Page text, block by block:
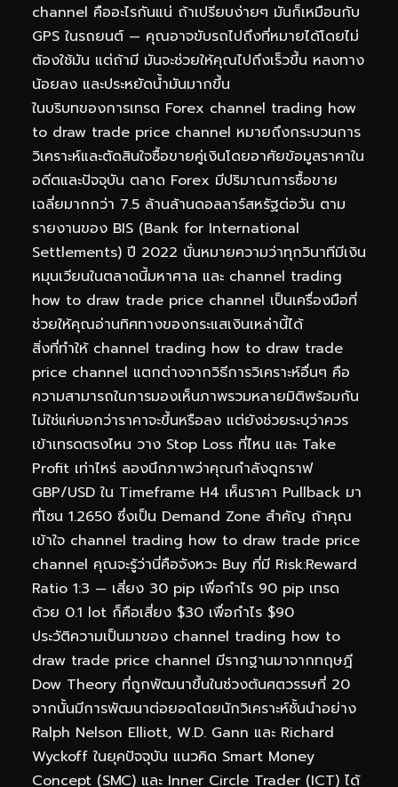
channel คืออะไรกันแน่ ถ้าเปรียบง่ายๆ มันก็เหมือนกับ
GPS ในรถยนต์ — คุณอาจขับรถไปถึงที่หมายได้โดยไม่
ต้องใช้มัน แต่ถ้ามี มันจะช่วยให้คุณไปถึงเร็วขึ้น หลงทาง
น้อยลง และประหยัดน้ำมันมากขึ้น
ในบริบทของการเทรด Forex channel trading how
to draw trade price channel หมายถึงกระบวนการ
วิเคราะห์และตัดสินใจซื้อขายคู่เงินโดยอาศัยข้อมูลราคาใน
อดีตและปัจจุบัน ตลาด Forex มีปริมาณการซื้อขาย
เฉลี่ยมากกว่า 7.5 ล้านล้านดอลลาร์สหรัฐต่อวัน ตาม
รายงานของ BIS (Bank for International
Settlements) ปี 2022 นั่นหมายความว่าทุกวินาทีมีเงิน
หมุนเวียนในตลาดนี้มหาศาล และ channel trading
how to draw trade price channel เป็นเครื่องมือที่
ช่วยให้คุณอ่านทิศทางของกระแสเงินเหล่านี้ได้
สิ่งที่ทำให้ channel trading how to draw trade
price channel แตกต่างจากวิธีการวิเคราะห์อื่นๆ คือ
ความสามารถในการมองเห็นภาพรวมหลายมิติพร้อมกัน
ไม่ใช่แค่บอกว่าราคาจะขึ้นหรือลง แต่ยังช่วยระบุว่าควร
เข้าเทรดตรงไหน วาง Stop Loss ที่ไหน และ Take
Profit เท่าไหร่ ลองนึกภาพว่าคุณกำลังดูกราฟ
GBP/USD ใน Timeframe H4 เห็นราคา Pullback มา
ที่โซน 1.2650 ซึ่งเป็น Demand Zone สำคัญ ถ้าคุณ
เข้าใจ channel trading how to draw trade price
channel คุณจะรู้ว่านี่คือจังหวะ Buy ที่มี Risk:Reward
Ratio 1:3 — เสี่ยง 30 pip เพื่อกำไร 90 pip เทรด
ด้วย 0.1 lot ก็คือเสี่ยง $30 เพื่อกำไร $90
ประวัติความเป็นมาของ channel trading how to
draw trade price channel มีรากฐานมาจากทฤษฎี
Dow Theory ที่ถูกพัฒนาขึ้นในช่วงต้นศตวรรษที่ 20
จากนั้นมีการพัฒนาต่อยอดโดยนักวิเคราะห์ชั้นนำอย่าง
Ralph Nelson Elliott, W.D. Gann และ Richard
Wyckoff ในยุคปัจจุบัน แนวคิด Smart Money
Concept (SMC) และ Inner Circle Trader (ICT) ได้